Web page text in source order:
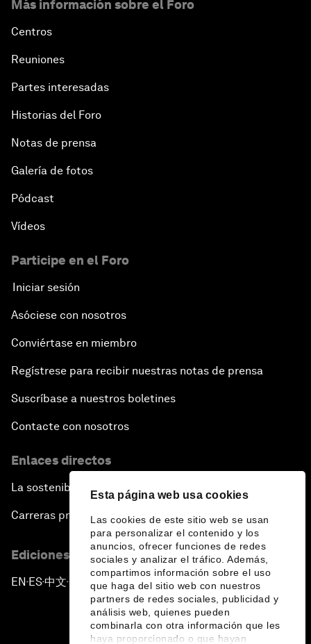
Esta página web usa cookies
Las cookies de este sitio web se usan
para personalizar el contenido y los
anuncios, ofrecer funciones de redes
sociales y analizar el tráfico. Además,
compartimos información sobre el uso
que haga del sitio web con nuestros
partners de redes sociales, publicidad y
análisis web, quienes pueden
combinarla con otra información que les
haya proporcionado o que hayan
Más información sobre el Foro
Centros
Reuniones
Partes interesadas
Historias del Foro
Notas de prensa
Galería de fotos
Pódcast
Vídeos
Participe en el Foro
Iniciar sesión
Asóciese con nosotros
Conviértase en miembro
Regístrese para recibir nuestras notas de prensa
Suscríbase a nuestros boletines
Contacte con nosotros
Enlaces directos
La sostenibilidad en el Foro
Carreras profesionales
Ediciones en otros idiomas
EN ▪ES▪中文▪ 日本語